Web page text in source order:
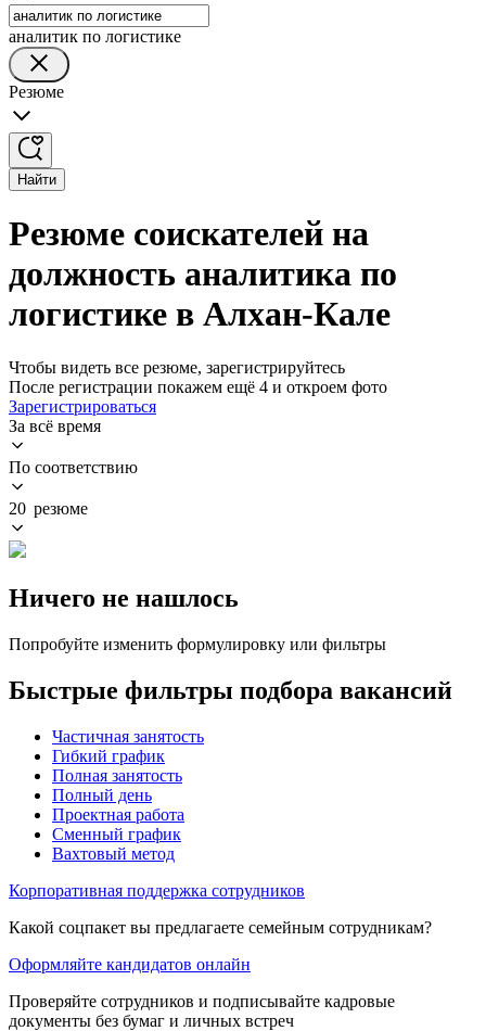
аналитик по логистике
Резюме
Найти
Резюме соискателей на
должность аналитика по
логистике в Алхан-Кале
Чтобы видеть все резюме, зарегистрируйтесь
После регистрации покажем ещё 4 и откроем фото
Зарегистрироваться
За всё время
По соответствию
20 резюме
Ничего не нашлось
Попробуйте изменить формулировку или фильтры
Быстрые фильтры подбора вакансий
Частичная занятость
Гибкий график
Полная занятость
Полный день
Проектная работа
Сменный график
Вахтовый метод
Корпоративная поддержка сотрудников
Какой соцпакет вы предлагаете семейным сотрудникам?
Оформляйте кандидатов онлайн
Проверяйте сотрудников и подписывайте кадровые
документы без бумаг и личных встреч